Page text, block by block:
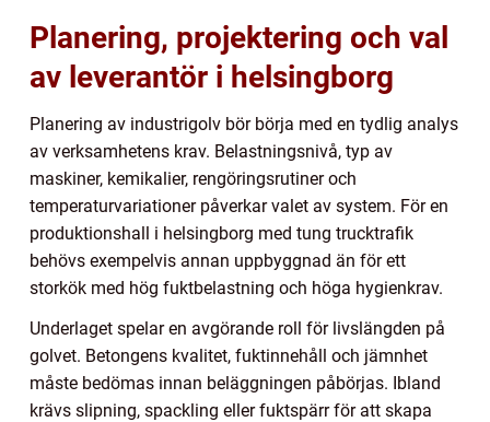
Planering, projektering och val
av leverantör i helsingborg
Planering av industrigolv bör börja med en tydlig analys
av verksamhetens krav. Belastningsnivå, typ av
maskiner, kemikalier, rengöringsrutiner och
temperaturvariationer påverkar valet av system. För en
produktionshall i helsingborg med tung trucktrafik
behövs exempelvis annan uppbyggnad än för ett
storkök med hög fuktbelastning och höga hygienkrav.
Underlaget spelar en avgörande roll för livslängden på
golvet. Betongens kvalitet, fuktinnehåll och jämnhet
måste bedömas innan beläggningen påbörjas. Ibland
krävs slipning, spackling eller fuktspärr för att skapa